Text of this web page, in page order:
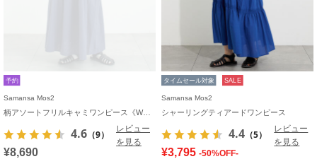
予約
Samansa Mos2
柄アソートフリルキャミワンピース《WEB限定カラーあり》
4.6 （9）
レビュー
を見る
¥8,690
タイムセール対象 SALE
Samansa Mos2
シャーリングティアードワンピース
4.4 （5）
レビュー
を見る
¥3,795 -50%OFF-